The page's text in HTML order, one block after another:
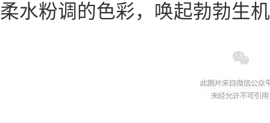
柔水粉调的色彩，唤起勃勃生